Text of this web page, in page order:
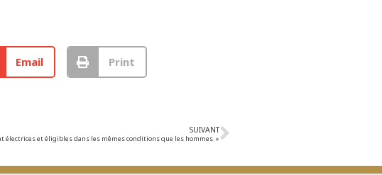
Email Print
SUIVANT
électrices et éligibles dans les mêmes conditions que les hommes. »